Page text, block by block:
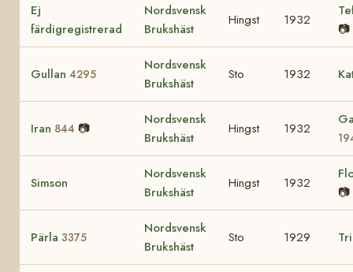
Ej
färdigregistrerad
Nordsvensk
Brukshäst
Hingst 1932
📷
Gullan 4295
Nordsvensk
Brukshäst
Sto 1932
Iran 844 📷
Nordsvensk
Brukshäst
Hingst 1932
Simson
Nordsvensk
Brukshäst
Hingst 1932
📷
Pärla 3375
Nordsvensk
Brukshäst
Sto 1929